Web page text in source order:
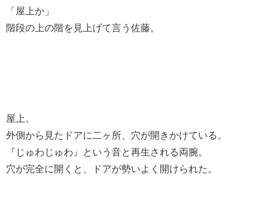
「屋上か」
階段の上の階を見上げて言う佐藤。
屋上。
外側から見たドアに二ヶ所、穴が開きかけている。
『じゅわじゅわ』という音と再生される両腕。
穴が完全に開くと、ドアが勢いよく開けられた。